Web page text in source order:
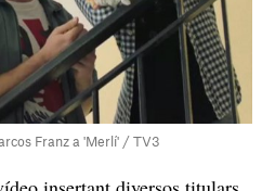
Franz a 'Merlí' / TV3